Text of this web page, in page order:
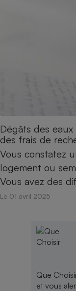
Dégâts des
des frais de
Vous constatez
logement ou
Vous avez des
Le 01 avril 2025
Que
et vous